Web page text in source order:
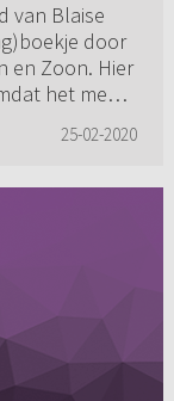
van Blaise
door
en Zoon. Hier
het me
25-02-2020